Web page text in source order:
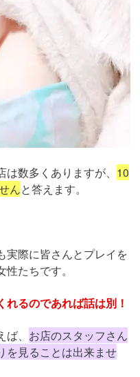
数多くありますが、 10
んと答えます。
実際に皆さんとプレイを
たちです。
るのであれば話は別！
、 お店のスタッフさん
を見ることは出来ませ